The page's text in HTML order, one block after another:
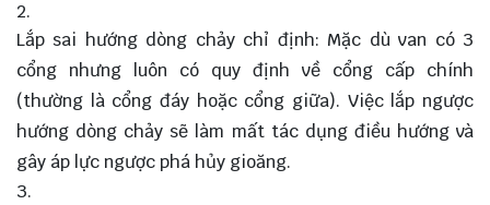
Lắp sai hướng dòng chảy chỉ định: Mặc dù van có 3
cổng nhưng luôn có quy định về cổng cấp chính
(thường là cổng đáy hoặc cổng giữa). Việc lắp ngược
hướng dòng chảy sẽ làm mất tác dụng điều hướng và
gây áp lực ngược phá hủy gioăng.